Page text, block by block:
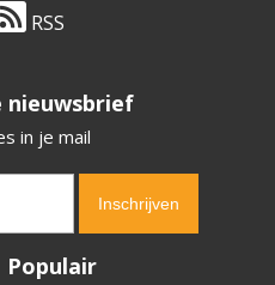
RSS
nieuwsbrief
in je mail
Populair